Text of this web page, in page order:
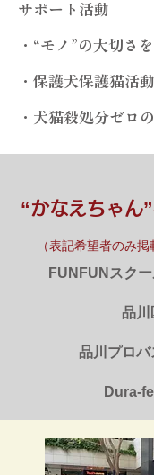
サポート活動
・“モノ”の大切さ
・保護犬保護猫活
・犬猫殺処分ゼロ
“かなえちゃん
（表記希望者のみ掲
FUNFUNスク
品川
品川プロバ
Dura-